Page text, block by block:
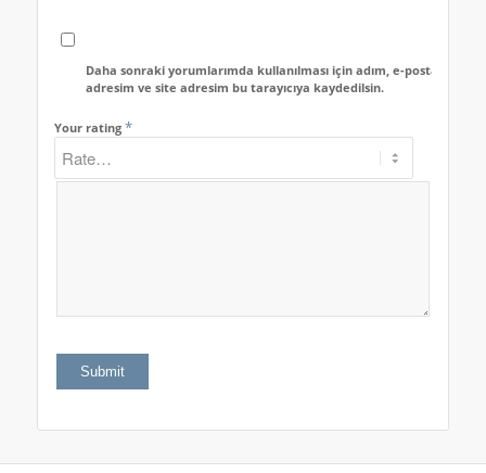
Daha sonraki yorumlarımda kullanılması için adım, e-posta
adresim ve site adresim bu tarayıcıya kaydedilsin.
Your rating *